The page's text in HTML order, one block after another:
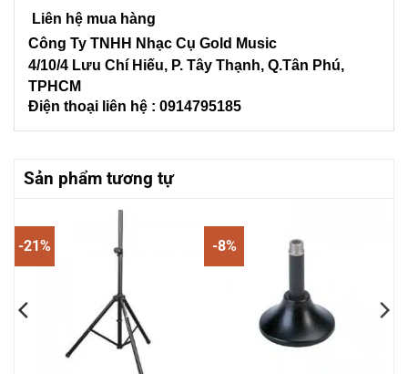
Liên hệ mua hàng
Công Ty TNHH Nhạc Cụ Gold Music
4/10/4 Lưu Chí Hiếu, P. Tây Thạnh, Q.Tân Phú,
TPHCM
Điện thoại liên hệ : 0914795185
Sản phẩm tương tự
-21% -8%